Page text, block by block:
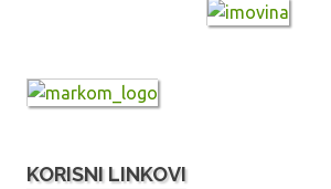
KORISNI LINKOVI